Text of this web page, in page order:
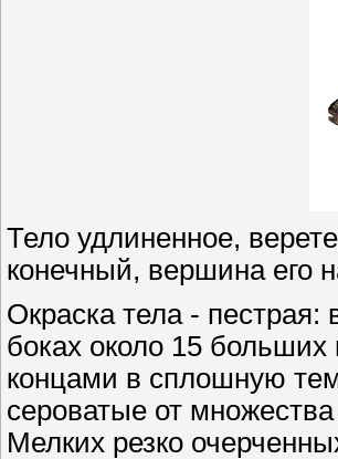
Тело удлиненное,
конечный, вершина его
Окраска тела -
боках около 15
концами в сплошную
сероватые от
Мелких резко